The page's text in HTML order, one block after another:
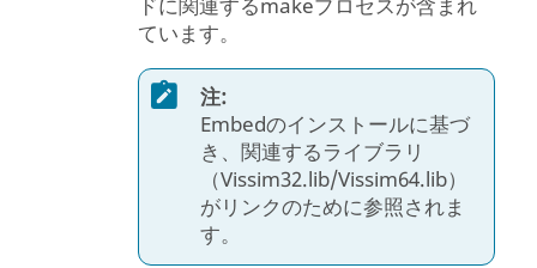
ドに関連するmakeプロセスが含まれ
ています。
注:
Embedのインストールに基づ
き、関連するライブラリ
（Vissim32.lib/Vissim64.lib）
がリンクのために参照されま
す。